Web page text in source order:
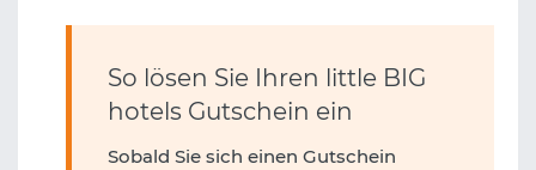
So lösen Sie Ihren little BIG
hotels Gutschein ein
Sobald Sie sich einen Gutschein